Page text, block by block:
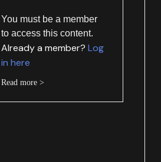
You must be a member
to access this content.
Already a member? Log
in here
Read more >